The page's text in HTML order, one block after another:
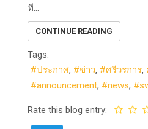
ที...
CONTINUE READING
Tags:
ประกาศ
ข่าว ศรีวรการ
announcement
news
Rate this blog entry: